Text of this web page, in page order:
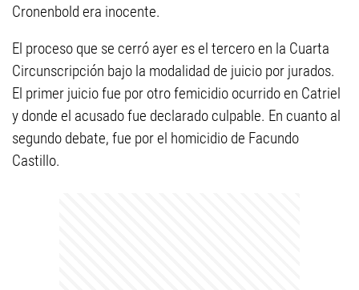
Cronenbold era inocente.
El proceso que se cerró ayer es el tercero en la Cuarta
Circunscripción bajo la modalidad de juicio por jurados.
El primer juicio fue por otro femicidio ocurrido en Catriel
y donde el acusado fue declarado culpable. En cuanto al
segundo debate, fue por el homicidio de Facundo
Castillo.